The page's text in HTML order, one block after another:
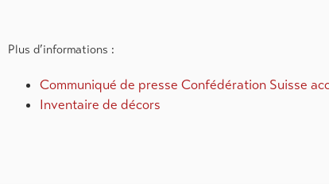
Plus d’informations :
Communiqué de presse Confédération Suisse
Inventaire de décors